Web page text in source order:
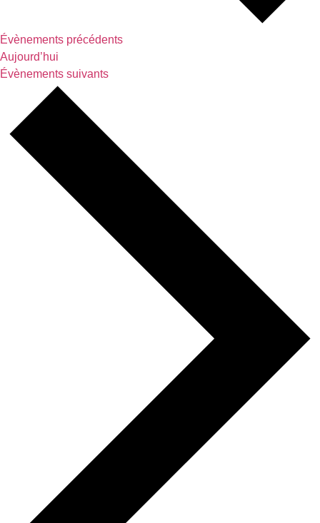
Évènements précédents
Aujourd’hui
Évènements suivants